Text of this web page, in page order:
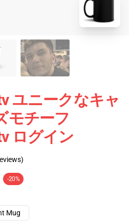
ユニークなキャ
モチーフ
ログイン
-20%
Mug